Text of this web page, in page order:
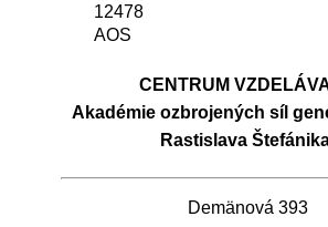
12478
AOS
CENTRUM
Akadémie ozbrojených síl
Rastislava
Demänová 393